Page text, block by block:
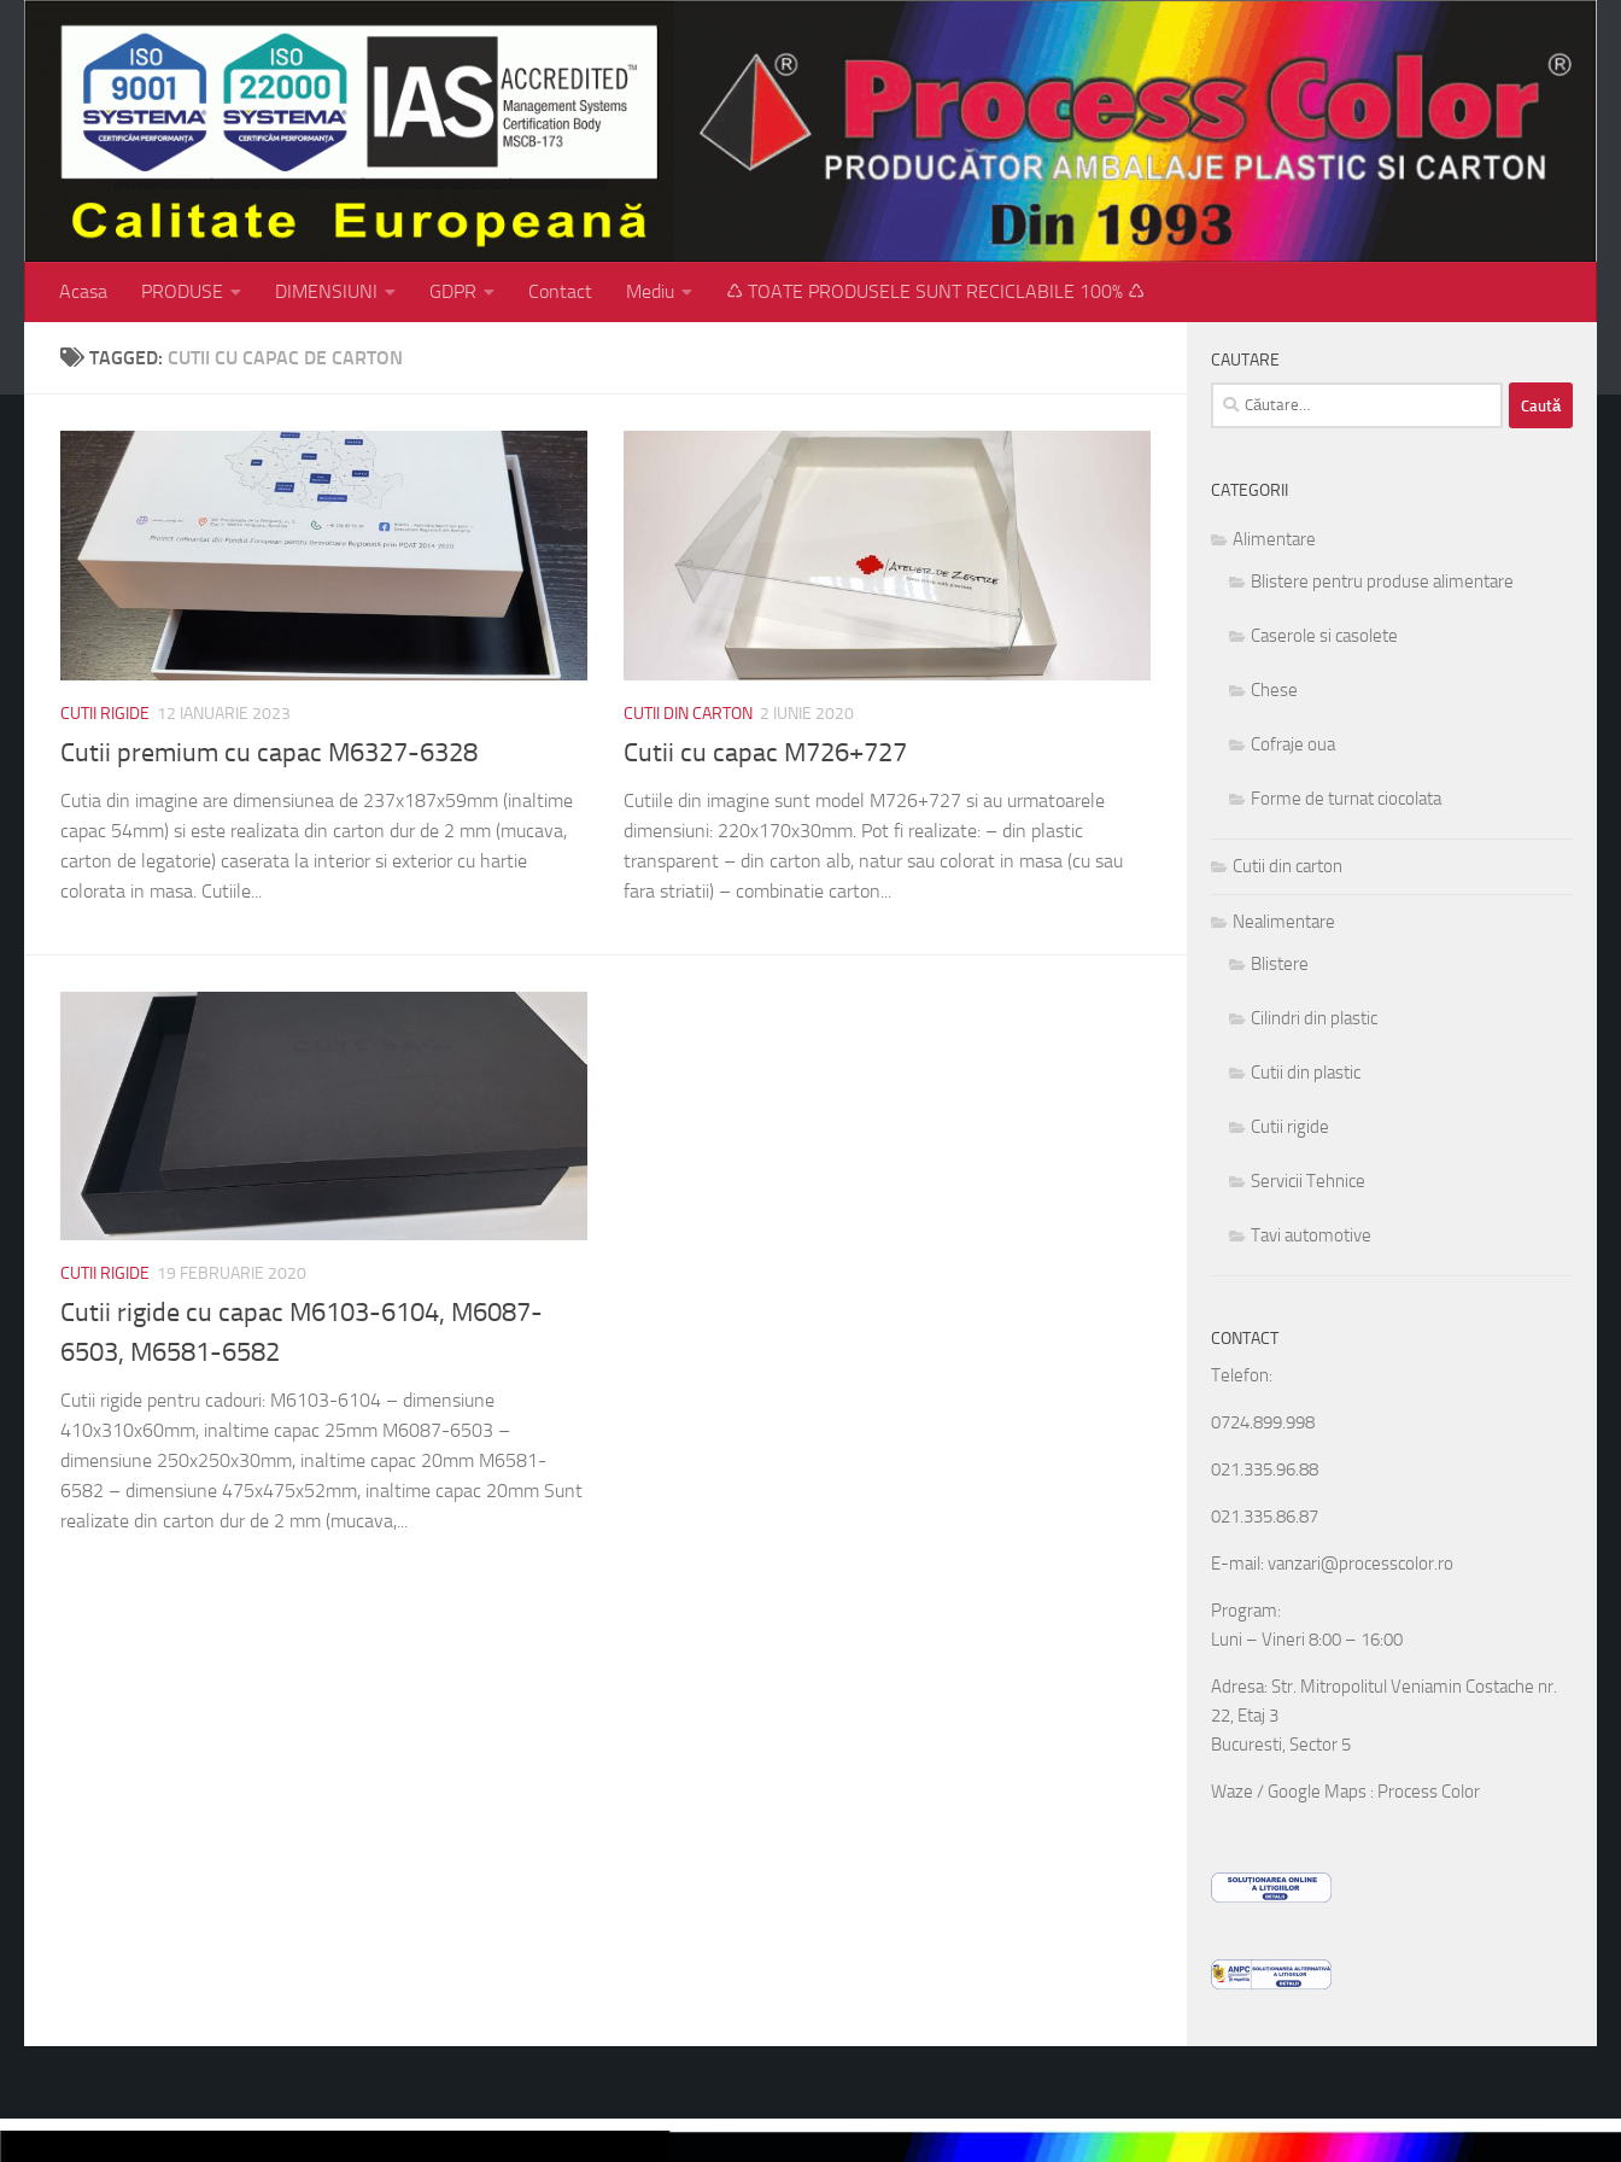
Skip to content
Acasa PRODUSE DIMENSIUNI GDPR Contact Mediu ♺ TOATE PRODUSELE SUNT RECICLABILE 100% ♺
TAGGED: CUTII CU CAPAC DE CARTON
CUTII RIGIDE 12 IANUARIE 2023
Cutii premium cu capac M6327-6328
Cutia din imagine are dimensiunea de 237x187x59mm (inaltime
capac 54mm) si este realizata din carton dur de 2 mm (mucava,
carton de legatorie) caserata la interior si exterior cu hartie
colorata in masa. Cutiile...
CUTII DIN CARTON 2 IUNIE 2020
Cutii cu capac M726+727
Cutiile din imagine sunt model M726+727 si au urmatoarele
dimensiuni: 220x170x30mm. Pot fi realizate: – din plastic
transparent – din carton alb, natur sau colorat in masa (cu sau
fara striatii) – combinatie carton...
CUTII RIGIDE 19 FEBRUARIE 2020
Cutii rigide cu capac M6103-6104, M6087-
6503, M6581-6582
Cutii rigide pentru cadouri: M6103-6104 – dimensiune
410x310x60mm, inaltime capac 25mm M6087-6503 –
dimensiune 250x250x30mm, inaltime capac 20mm M6581-
6582 – dimensiune 475x475x52mm, inaltime capac 20mm Sunt
realizate din carton dur de 2 mm (mucava,...
CAUTARE
Caută
după:
CATEGORII
Alimentare
Blistere pentru produse alimentare
Caserole si casolete
Chese
Cofraje oua
Forme de turnat ciocolata
Cutii din carton
Nealimentare
Blistere
Cilindri din plastic
Cutii din plastic
Cutii rigide
Servicii Tehnice
Tavi automotive
CONTACT
Telefon:
0724.899.998
021.335.96.88
021.335.86.87
E-mail: vanzari@processcolor.ro
Program:
Luni – Vineri 8:00 – 16:00
Adresa: Str. Mitropolitul Veniamin Costache nr.
22, Etaj 3
Bucuresti, Sector 5
Waze / Google Maps : Process Color